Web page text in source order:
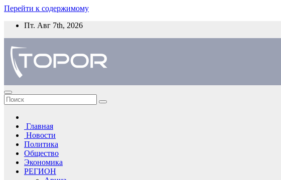
Перейти к содержимому
Пт. Авг 7th, 2026
Главная
Новости
Политика
Общество
Экономика
РЕГИОН